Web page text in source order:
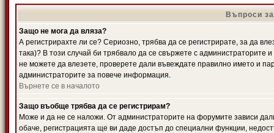
Въпроси
Защо не мога да вляза?
А регистрирахте ли се? Сериозно, трябва да се регистрирате, за да
така)? В този случай би трябвало да се свържете с администраторите
не можете да влезете, проверете дали въвеждате правилно името и
администраторите за повече информация.
Върнете се в началото
Защо въобще трябва да се регистрирам?
Може и да не се наложи. От администраторите на форумите зависи
обаче, регистрацията ще ви даде достъп до специални функции,